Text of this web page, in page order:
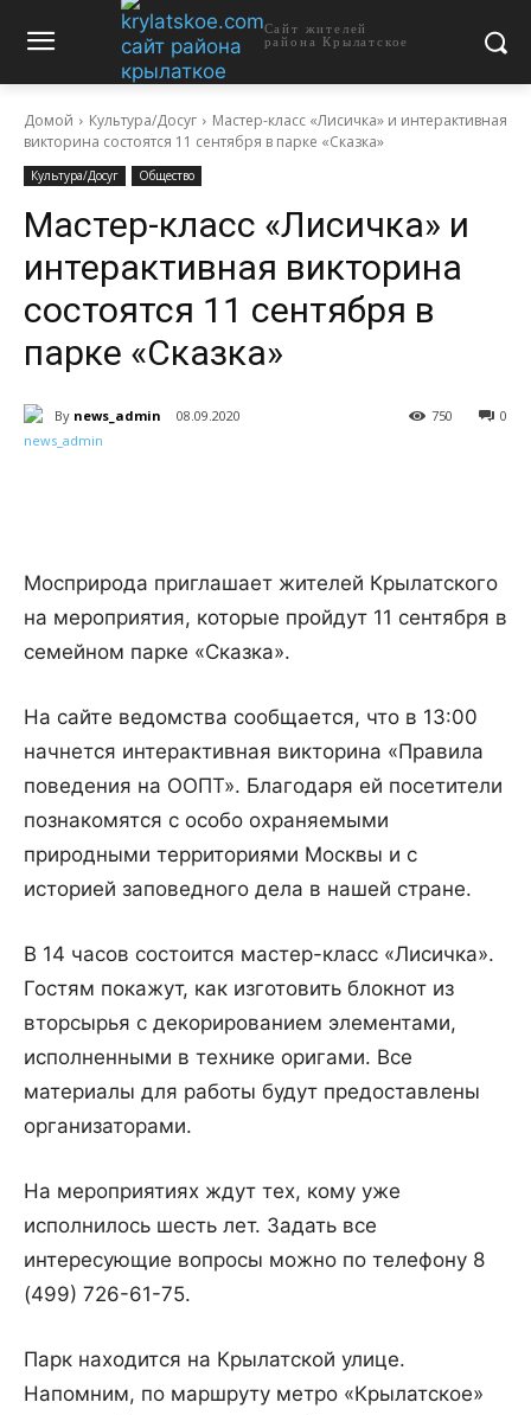
Сайт жителей
района Крылатское
Домой Культура/Досуг
Мастер-класс «Лисичка» и интерактивная
викторина состоятся 11 сентября в парке «Сказка»
Культура/Досуг Общество
Мастер-класс «Лисичка» и
интерактивная викторина
состоятся 11 сентября в
парке «Сказка»
By news_admin 08.09.2020 0
750
Мосприрода приглашает жителей Крылатского
на мероприятия, которые пройдут 11 сентября в
семейном парке «Сказка».
На сайте ведомства сообщается, что в 13:00
начнется интерактивная викторина «Правила
поведения на ООПТ». Благодаря ей посетители
познакомятся с особо охраняемыми
природными территориями Москвы и с
историей заповедного дела в нашей стране.
В 14 часов состоится мастер-класс «Лисичка».
Гостям покажут, как изготовить блокнот из
вторсырья с декорированием элементами,
исполненными в технике оригами. Все
материалы для работы будут предоставлены
организаторами.
На мероприятиях ждут тех, кому уже
исполнилось шесть лет. Задать все
интересующие вопросы можно по телефону 8
(499) 726-61-75.
Парк находится на Крылатской улице.
Напомним, по маршруту метро «Крылатское»